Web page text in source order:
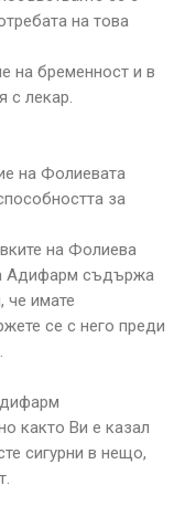
на това
на бременност и в
с лекар.
на Фолиевата
за
на Фолиева
Адифарм съдържа
че имате
се с него преди
както Ви е казал
сигурни в нещо,